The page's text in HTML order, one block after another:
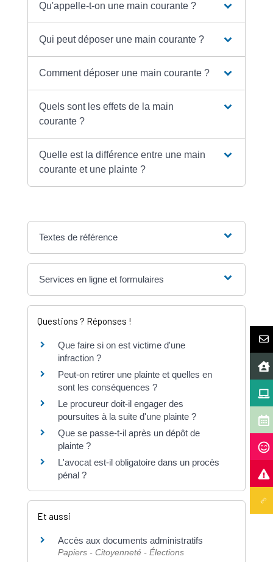
Qu'appelle-t-on une main courante ?
Qui peut déposer une main courante ?
Comment déposer une main courante ?
Quels sont les effets de la main
courante ?
Quelle est la différence entre une main
courante et une plainte ?
Textes de référence
Services en ligne et formulaires
Questions ? Réponses !
Que faire si on est victime d'une
infraction ?
Peut-on retirer une plainte et quelles en
sont les conséquences ?
Le procureur doit-il engager des
poursuites à la suite d'une plainte ?
Que se passe-t-il après un dépôt de
plainte ?
L'avocat est-il obligatoire dans un procès
pénal ?
Et aussi
Accès aux documents administratifs
Papiers - Citoyenneté - Élections